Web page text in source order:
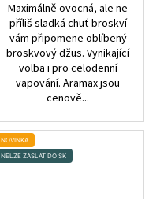
Maximálně ovocná, ale ne
příliš sladká chuť broskví
vám připomene oblíbený
broskvový džus. Vynikající
volba i pro celodenní
vapování. Aramax jsou
cenově...
NOVINKA
NELZE ZASLAT DO SK